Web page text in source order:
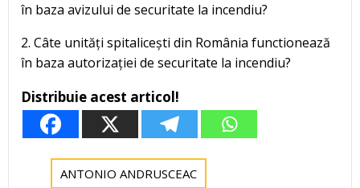
în baza avizului de securitate la incendiu?
2. Câte unități spitalicești din România functionează
în baza autorizației de securitate la incendiu?
Distribuie acest articol!
ANTONIO ANDRUSCEAC